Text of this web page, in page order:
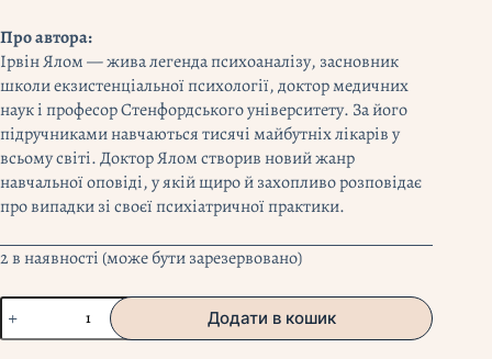
Про автора:
Ірвін Ялом — жива легенда психоаналізу, засновник
школи екзистенціальної психології, доктор медичних
наук і професор Стенфордського університету. За його
підручниками навчаються тисячі майбутніх лікарів у
всьому світі. Доктор Ялом створив новий жанр
навчальної оповіді, у якій щиро й захопливо розповідає
про випадки зі своєї психіатричної практики.
2 в наявності (може бути зарезервовано)
"Питання
життя
Додати в кошик